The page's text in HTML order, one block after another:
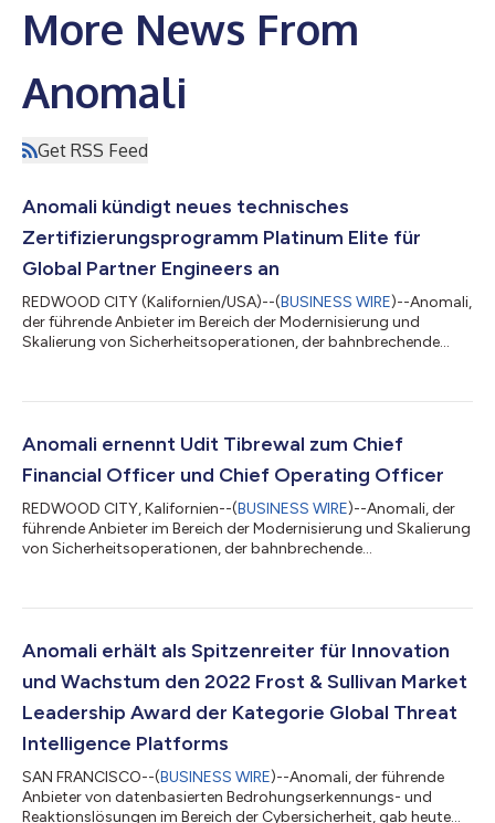
More News From
Anomali
Get RSS Feed
Anomali kündigt neues technisches
Zertifizierungsprogramm Platinum Elite für
Global Partner Engineers an
REDWOOD CITY (Kalifornien/USA)--(BUSINESS WIRE)--Anomali,
der führende Anbieter im Bereich der Modernisierung und
Skalierung von Sicherheitsoperationen, der bahnbrechende
bietet, gab heute bekannt, dass ab sofort sein neues
ist. Um den Erfolg der Partnerunternehmen und der Kunden von
Anomali ernennt Udit Tibrewal zum Chief
Financial Officer und Chief Operating Officer
REDWOOD CITY, Kalifornien--(BUSINESS WIRE)--Anomali, der
führende Anbieter im Bereich der Modernisierung und Skalierung
von Sicherheitsoperationen, der bahnbrechende
heute die Ernennung von Udit Tibrewal zum Chief Financial
CFO und COO von Anomali ist Tibrewal direkt Ahmed Rubaie,
dem CEO von Anomali, unterstellt und leitet...
Anomali erhält als Spitzenreiter für Innovation
und Wachstum den 2022 Frost & Sullivan Market
Leadership Award der Kategorie Global Threat
Intelligence Platforms
SAN FRANCISCO--(BUSINESS WIRE)--Anomali, der führende
Anbieter von datenbasierten Bedrohungserkennungs- und
Reaktionslösungen im Bereich der Cybersicherheit, gab heute